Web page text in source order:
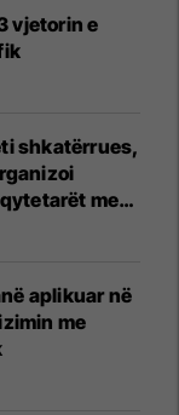
vjetorin e
shkatërrues,
me
aplikuar në
me